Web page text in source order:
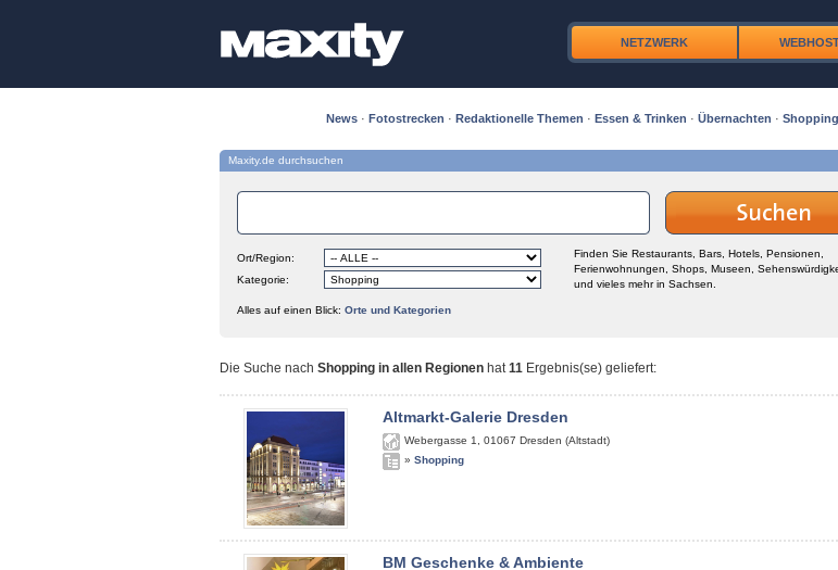
NETZWERK
News · Fotostrecken · Redaktionelle Themen · Essen & Trinken · Übernachten · Shopping
Maxity.de durchsuchen
Ort/Region:
Kategorie:
Finden Sie Restaurants, Bars, Hotels, Pensionen,
Ferienwohnungen, Shops, Museen,
und vieles mehr in Sachsen.
Alles auf einen Blick: Orte und Kategorien
Die Suche nach Shopping in allen Regionen hat11 Ergebnis(se) geliefert:
Altmarkt-Galerie Dresden
Webergasse 1 01067 Dresden (Altstadt)
» Shopping
BM Geschenke & Ambiente